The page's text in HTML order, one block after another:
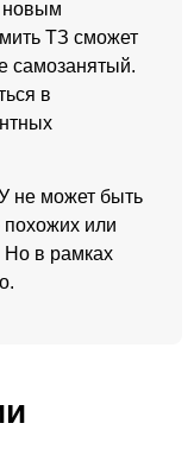
новым
ТЗ сможет
самозанятый.
в
не может быть
похожих или
Но в рамках